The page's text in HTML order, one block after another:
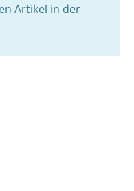
Artikel in der